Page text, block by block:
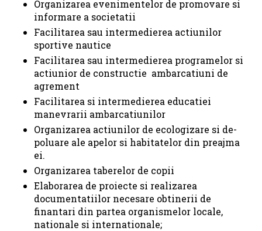
Organizarea evenimentelor de promovare si
informare a societatii
Facilitarea sau intermedierea actiunilor
sportive nautice
Facilitarea sau intermedierea programelor si
actiunior de constructie ambarcatiuni de
agrement
Facilitarea si intermedierea educatiei
manevrarii ambarcatiunilor
Organizarea actiunilor de ecologizare si de-
poluare ale apelor si habitatelor din preajma
ei.
Organizarea taberelor de copii
Elaborarea de proiecte si realizarea
documentatiilor necesare obtinerii de
finantari din partea organismelor locale,
nationale si internationale;